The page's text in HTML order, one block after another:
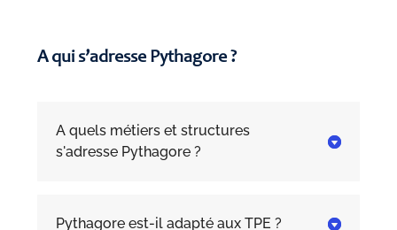
A qui s’adresse Pythagore ?

A quels métiers et structures
s'adresse Pythagore ?

Pythagore est-il adapté aux TPE ?